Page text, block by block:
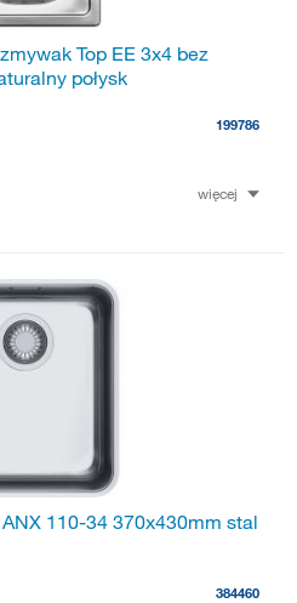
Top EE 3x4 bez
połysk
199786
więcej
110-34 370x430mm stal
384460